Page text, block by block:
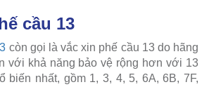
cầu 13
còn gọi là vắc xin phế cầu 13 do hãng
với khả năng bảo vệ rộng hơn với 13
biến nhất, gồm 1, 3, 4, 5, 6A, 6B, 7F,